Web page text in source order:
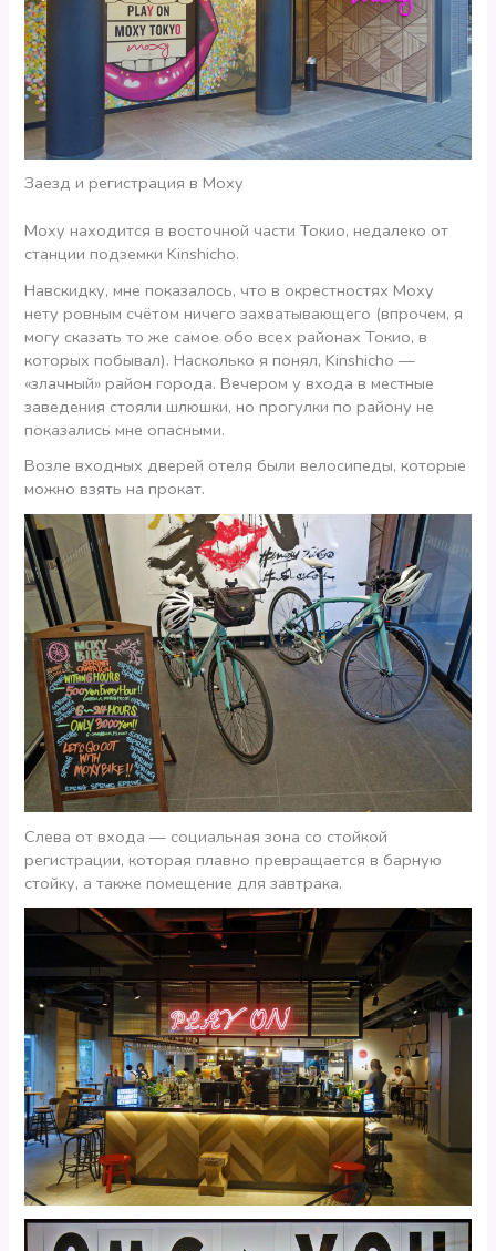
Заезд и регистрация в Moxy
Moxy находится в восточной части Токио, недалеко от
станции подземки Kinshicho.
Навскидку, мне показалось, что в окрестностях Moxy
нету ровным счётом ничего захватывающего (впрочем, я
могу сказать то же самое обо всех районах Токио, в
которых побывал). Насколько я понял, Kinshicho —
«злачный» район города. Вечером у входа в местные
заведения стояли шлюшки, но прогулки по району не
показались мне опасными.
Возле входных дверей отеля были велосипеды, которые
можно взять на прокат.
Слева от входа — социальная зона со стойкой
регистрации, которая плавно превращается в барную
стойку, а также помещение для завтрака.